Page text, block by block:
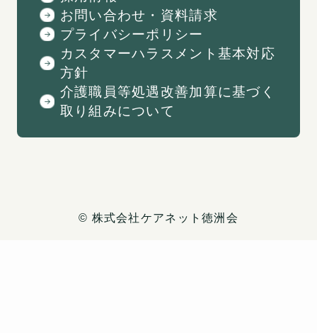
お問い合わせ・資料請求
プライバシーポリシー
カスタマーハラスメント基本対応
方針
介護職員等処遇改善加算に基づく
取り組みについて
© ︎株式会社ケアネット徳洲会